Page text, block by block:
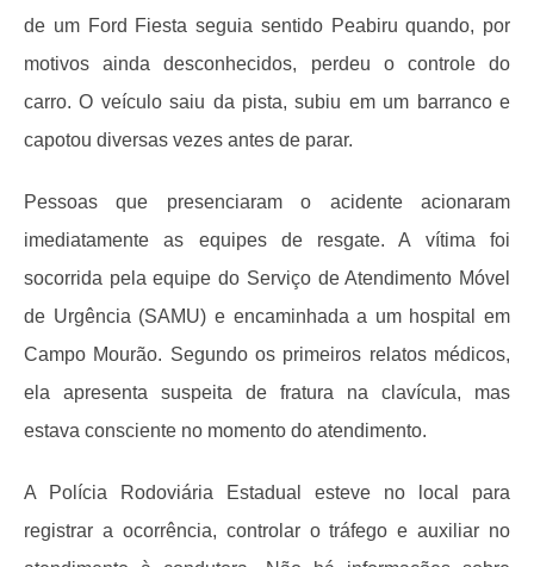
de um Ford Fiesta seguia sentido Peabiru quando, por
motivos ainda desconhecidos, perdeu o controle do
carro. O veículo saiu da pista, subiu em um barranco e
capotou diversas vezes antes de parar.
Pessoas que presenciaram o acidente acionaram
imediatamente as equipes de resgate. A vítima foi
socorrida pela equipe do Serviço de Atendimento Móvel
de Urgência (SAMU) e encaminhada a um hospital em
Campo Mourão. Segundo os primeiros relatos médicos,
ela apresenta suspeita de fratura na clavícula, mas
estava consciente no momento do atendimento.
A Polícia Rodoviária Estadual esteve no local para
registrar a ocorrência, controlar o tráfego e auxiliar no